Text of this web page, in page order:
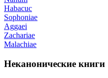
Habacuc
Sophoniae
Aggaei
Zachariae
Malachiae
Неканонические книги